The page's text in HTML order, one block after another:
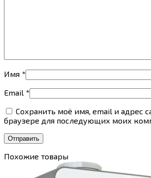
Имя *
Email *
Сохранить моё имя, email и адрес
браузере для последующих моих
Похожие товары